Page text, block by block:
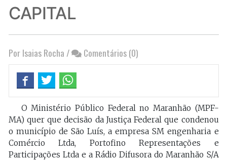
CAPITAL
Por Isaias Rocha / Comentários (0)
O Ministério Público Federal no Maranhão (MPF-
MA) quer que decisão da Justiça Federal que condenou
o município de São Luís, a empresa SM engenharia e
Comércio Ltda, Portofino Representações e
Participações Ltda e a Rádio Difusora do Maranhão S/A